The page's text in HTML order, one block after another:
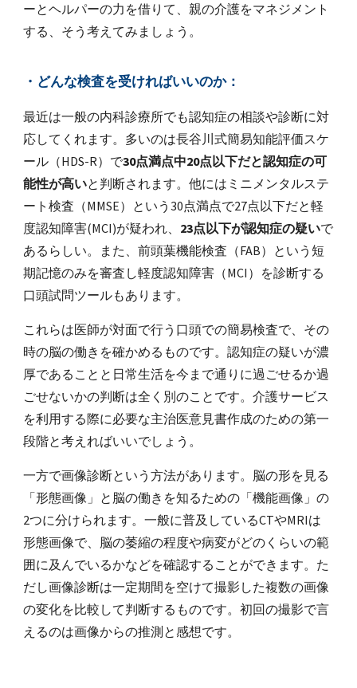
ーとヘルパーの力を借りて、親の介護をマネジメント
する、そう考えてみましょう。
・どんな検査を受ければいいのか：
最近は一般の内科診療所でも認知症の相談や診断に対
応してくれます。多いのは長谷川式簡易知能評価スケ
ール（HDS-R）で30点満点中20点以下だと認知症の可
能性が高いと判断されます。他にはミニメンタルステ
ート検査（MMSE）という30点満点で27点以下だと軽
度認知障害(MCI)が疑われ、 23点以下が認知症の疑いで
あるらしい。また、前頭葉機能検査（FAB）という短
期記憶のみを審査し軽度認知障害（MCI）を診断する
口頭試問ツールもあります。
これらは医師が対面で行う口頭での簡易検査で、その
時の脳の働きを確かめるものです。認知症の疑いが濃
厚であることと日常生活を今まで通りに過ごせるか過
ごせないかの判断は全く別のことです。介護サービス
を利用する際に必要な主治医意見書作成のための第一
段階と考えればいいでしょう。
一方で画像診断という方法があります。脳の形を見る
「形態画像」と脳の働きを知るための「機能画像」の
2つに分けられます。一般に普及しているCTやMRIは
形態画像で、脳の萎縮の程度や病変がどのくらいの範
囲に及んでいるかなどを確認することができます。た
だし画像診断は一定期間を空けて撮影した複数の画像
の変化を比較して判断するものです。初回の撮影で言
えるのは画像からの推測と感想です。